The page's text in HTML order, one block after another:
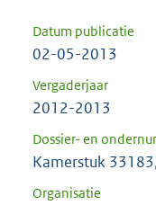
Datum publicatie
02-05-2013
Vergaderjaar
2012-2013
Dossier- en
Kamerstuk
Organisatie